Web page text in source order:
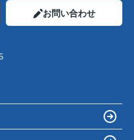
お問い合わせ